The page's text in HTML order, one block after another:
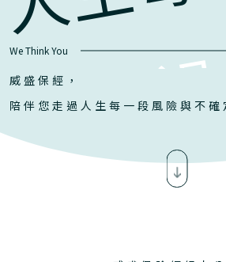
走
生
We Think You
威盛保經，
陪伴您走過人生每一段風險與不確